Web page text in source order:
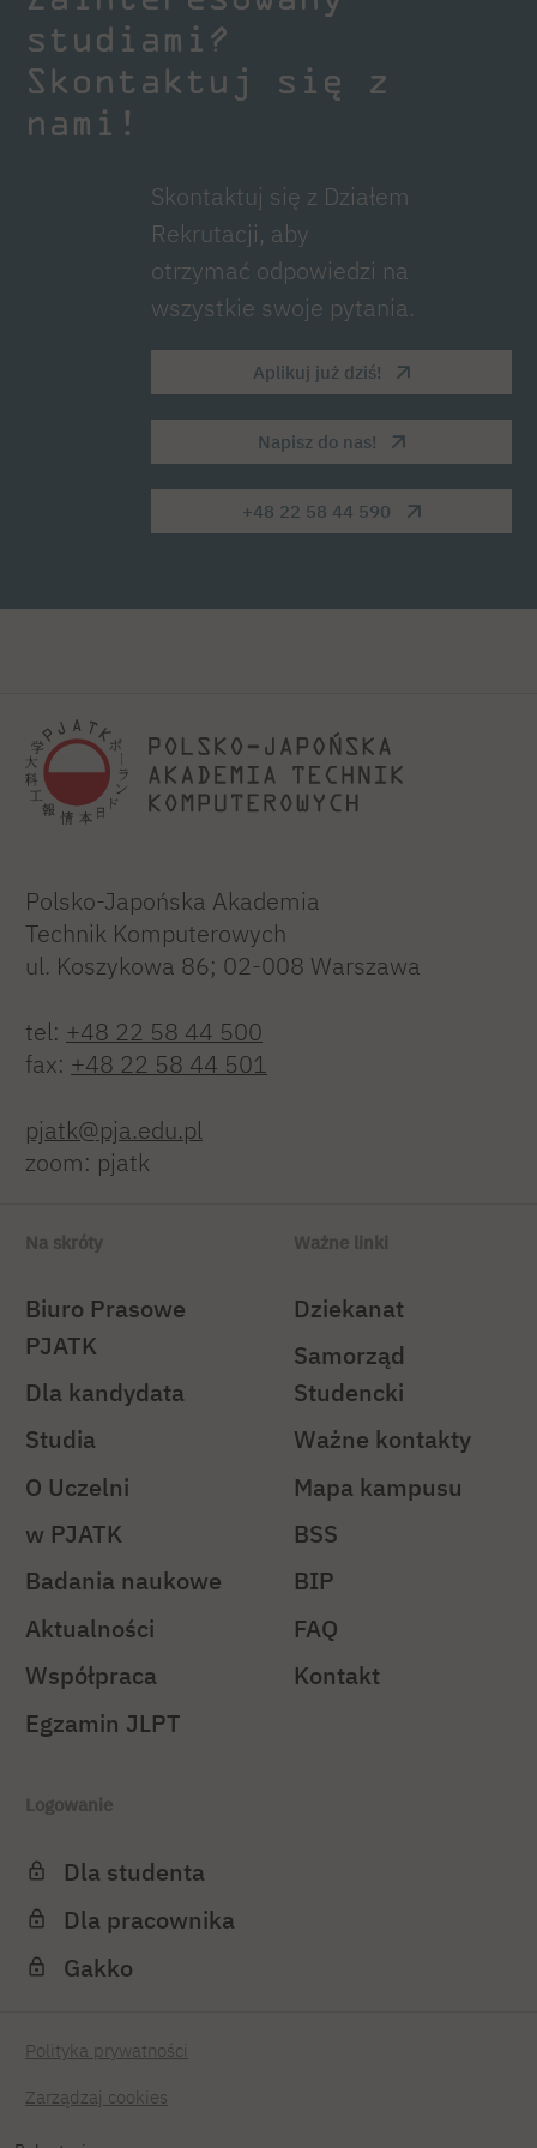
studiami?
Skontaktuj się z
nami!
Skontaktuj się z Działem
Rekrutacji, aby
otrzymać odpowiedzi na
wszystkie swoje pytania.
Aplikuj już dziś!
Napisz do nas!
+48 22 58 44 590
Polsko-Japońska Akademia
Technik Komputerowych
ul. Koszykowa 86; 02-008 Warszawa
tel: +48 22 58 44 500
fax: +48 22 58 44 501
pjatk@pja.edu.pl
zoom: pjatk
Na skróty
Biuro Prasowe
PJATK
Dla kandydata
Studia
O Uczelni
w PJATK
Badania naukowe
Aktualności
Współpraca
Egzamin JLPT
Ważne linki
Dziekanat
Samorząd
Studencki
Ważne kontakty
Mapa kampusu
BSS
BIP
FAQ
Kontakt
Logowanie
Dla studenta
Dla pracownika
Gakko
Polityka prywatności
Zarządzaj cookies